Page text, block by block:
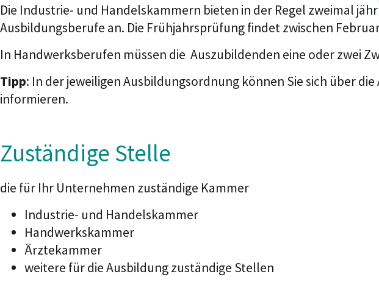
Die Industrie- und Handelskammern bieten in der Regel zweimal
Ausbildungsberufe an. Die Frühjahrsprüfung findet zwischen
In Handwerksberufen müssen die Auszubildenden eine oder zwei
Tipp: In der jeweiligen Ausbildungsordnung können Sie sich über
informieren.
Zuständige Stelle
die für Ihr Unternehmen zuständige Kammer
Industrie- und Handelskammer
Handwerkskammer
Ärztekammer
weitere für die Ausbildung zuständige Stellen